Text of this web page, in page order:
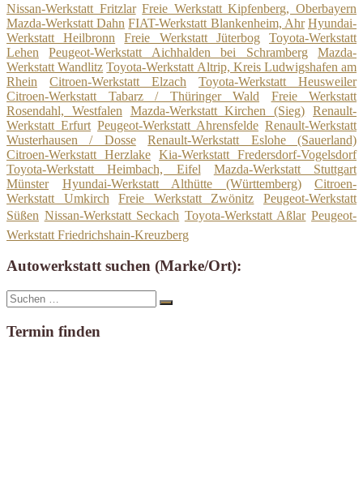
Nissan-Werkstatt Fritzlar Freie Werkstatt Kipfenberg, Oberbayern
Mazda-Werkstatt Dahn FIAT-Werkstatt Blankenheim, Ahr Hyundai-
Werkstatt Heilbronn
Freie Werkstatt Jüterbog
Toyota-Werkstatt
Lehen
Peugeot-Werkstatt Aichhalden bei Schramberg
Mazda-
Werkstatt Wandlitz Toyota-Werkstatt Altrip, Kreis Ludwigshafen am
Rhein
Citroen-Werkstatt Elzach
Toyota-Werkstatt Heusweiler
Citroen-Werkstatt Tabarz / Thüringer Wald
Freie Werkstatt
Rosendahl, Westfalen
Mazda-Werkstatt Kirchen (Sieg) Renault-
Werkstatt Erfurt Peugeot-Werkstatt Ahrensfelde Renault-Werkstatt
Wusterhausen / Dosse
Renault-Werkstatt Eslohe (Sauerland)
Citroen-Werkstatt Herzlake Kia-Werkstatt Fredersdorf-Vogelsdorf
Toyota-Werkstatt Heimbach, Eifel
Mazda-Werkstatt Stuttgart
Münster
Hyundai-Werkstatt Althütte (Württemberg)
Citroen-
Werkstatt Umkirch
Freie Werkstatt Zwönitz
Peugeot-Werkstatt
Süßen Nissan-Werkstatt Seckach Toyota-Werkstatt Aßlar Peugeot-
Werkstatt Friedrichshain-Kreuzberg
Autowerkstatt suchen (Marke/Ort):
Suche
nach:
Suchen
Termin finden